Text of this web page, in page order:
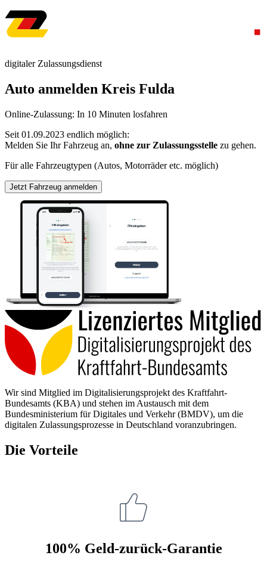
digitaler Zulassungsdienst
Auto anmelden Kreis Fulda
Online-Zulassung: In 10 Minuten losfahren
Seit 01.09.2023 endlich möglich:
Melden Sie Ihr Fahrzeug an, ohne zur Zulassungsstelle zu gehen.
Für alle Fahrzeugtypen (Autos, Motorräder etc. möglich)
Jetzt Fahrzeug anmelden
Wir sind Mitglied im Digitalisierungsprojekt des Kraftfahrt-
Bundesamts (KBA) und stehen im Austausch mit dem
Bundesministerium für Digitales und Verkehr (BMDV), um die
digitalen Zulassungsprozesse in Deutschland voranzubringen.
Die Vorteile
100% Geld-zurück-Garantie